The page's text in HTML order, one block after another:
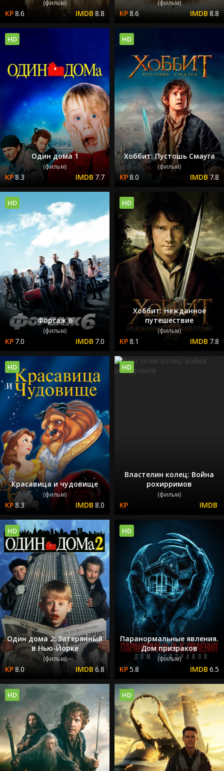
(фильм)
8.6 8.8
(фильм)
8.6 8.8
Один дома 1
(фильм)
8.3 7.7
HD
Хоббит: Пустошь Смауга
(фильм)
8.0 7.8
HD
Форсаж 6
(фильм)
7.0 7.0
HD
Хоббит: Нежданное
путешествие
(фильм)
8.1 7.8
HD
Красавица и чудовище
(фильм)
8.3 8.0
HD
Властелин колец: Война
рохирримов
(фильм)
HD
Один дома 2: Затерянный
в Нью-Йорке
(фильм)
8.0 6.8
HD
Паранормальные явления.
Дом призраков
(фильм)
5.8 6.5
HD
HD HD